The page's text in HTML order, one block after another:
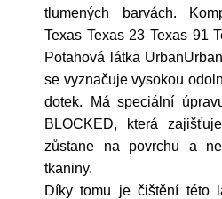
tlumených barvách.
Texas Texas 23 Texas 91
Potahová látka
se vyznačuje vysokou
dotek. Má speciální
BLOCKED, která
zůstane na povrchu a
tkaniny.
Díky tomu je čištění této